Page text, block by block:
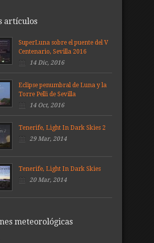
artículos
SuperLuna sobre el puente del V
Centenario, Sevilla 2016
14 Dic, 2016
Eclipse penumbral de Luna y la
Torre Pelli de Sevilla
14 Oct, 2016
Tenerife, Light In Dark Skies 2
29 Mar, 2014
Tenerife, Light In Dark Skies
20 Mar, 2014
meteorológicas